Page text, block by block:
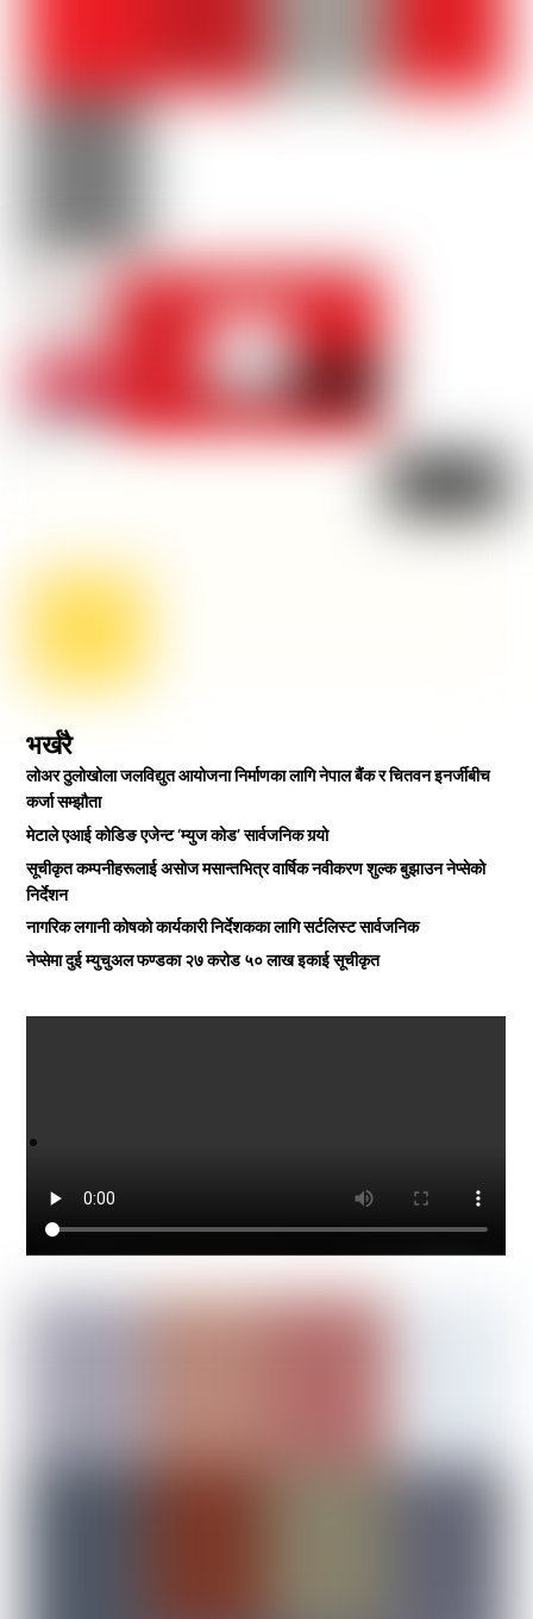
भर्खरै
लोअर ठुलोखोला जलविद्युत आयोजना निर्माणका लागि नेपाल बैंक र चितवन इनर्जीबीच
कर्जा सम्झौता
मेटाले एआई कोडिङ एजेन्ट ‘म्युज कोड’ सार्वजनिक गर्‍यो
सूचीकृत कम्पनीहरूलाई असोज मसान्तभित्र वार्षिक नवीकरण शुल्क बुझाउन नेप्सेको
निर्देशन
नागरिक लगानी कोषको कार्यकारी निर्देशकका लागि सर्टलिस्ट सार्वजनिक
नेप्सेमा दुई म्युचुअल फण्डका २७ करोड ५० लाख इकाई सूचीकृत